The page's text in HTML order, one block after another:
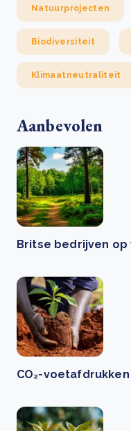
Natuurprojecten
Biodiversiteit
Klimaatneutraliteit
Aanbevolen
Britse bedrijven op
CO₂-